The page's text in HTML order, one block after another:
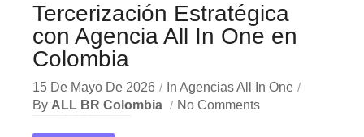
Tercerización Estratégica
con Agencia All In One en
Colombia
15 De Mayo De 2026 In Agencias All In One
By ALL BR Colombia No Comments